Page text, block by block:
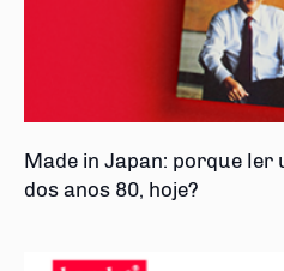
Made in Japan: porque ler
dos anos 80, hoje?